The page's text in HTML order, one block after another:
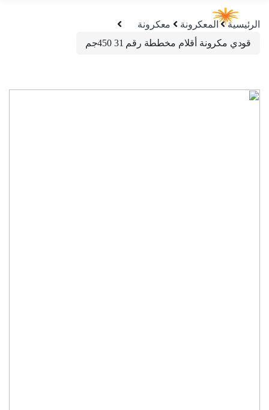
الرئيسية المعكرونة
معكرونة
قودي مكرونة أقلام مخططة رقم 31 450جم